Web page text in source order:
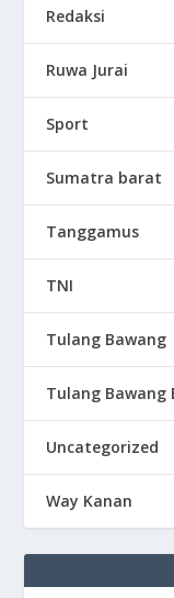
Redaksi
Ruwa Jurai
Sport
Sumatra barat
Tanggamus
TNI
Tulang Bawang
Tulang Bawang
Uncategorized
Way Kanan